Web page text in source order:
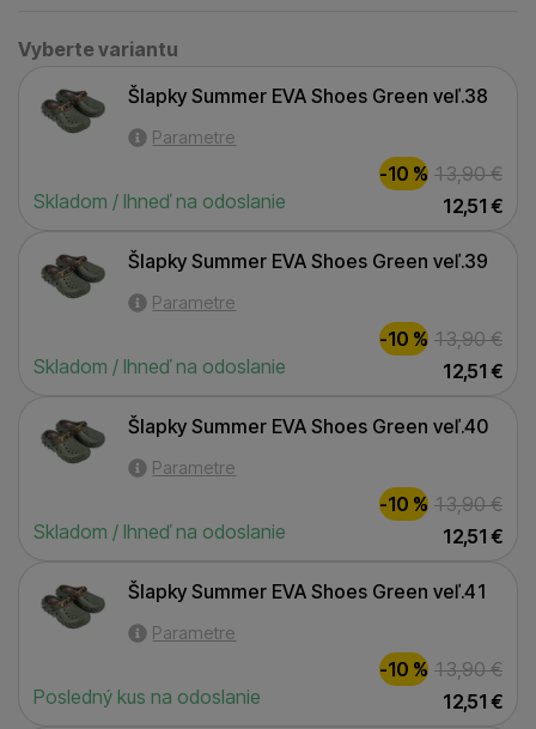
Vyberte variantu
Vyberte variantu
Šlapky Summer EVA Shoes Green veľ.38
Šlapky Summer EVA Shoes Green veľ.38
Skladom / Ihneď na odoslanie
Parametre
-10 % 13,90€
12,51 €
Šlapky Summer EVA Shoes Green veľ.39
Šlapky Summer EVA Shoes Green veľ.39
Skladom / Ihneď na odoslanie
Parametre
-10 % 13,90€
12,51 €
Šlapky Summer EVA Shoes Green veľ.40
Šlapky Summer EVA Shoes Green veľ.40
Skladom / Ihneď na odoslanie
Parametre
-10 % 13,90€
12,51 €
Šlapky Summer EVA Shoes Green veľ.41
Šlapky Summer EVA Shoes Green veľ.41
Posledný kus na odoslanie
Parametre
-10 % 13,90€
12,51 €